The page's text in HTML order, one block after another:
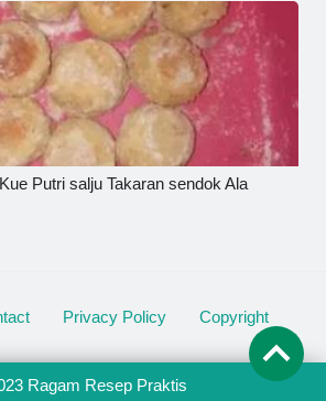
Putri salju Takaran sendok Ala
Privacy Policy Copyright
Ragam Resep Praktis